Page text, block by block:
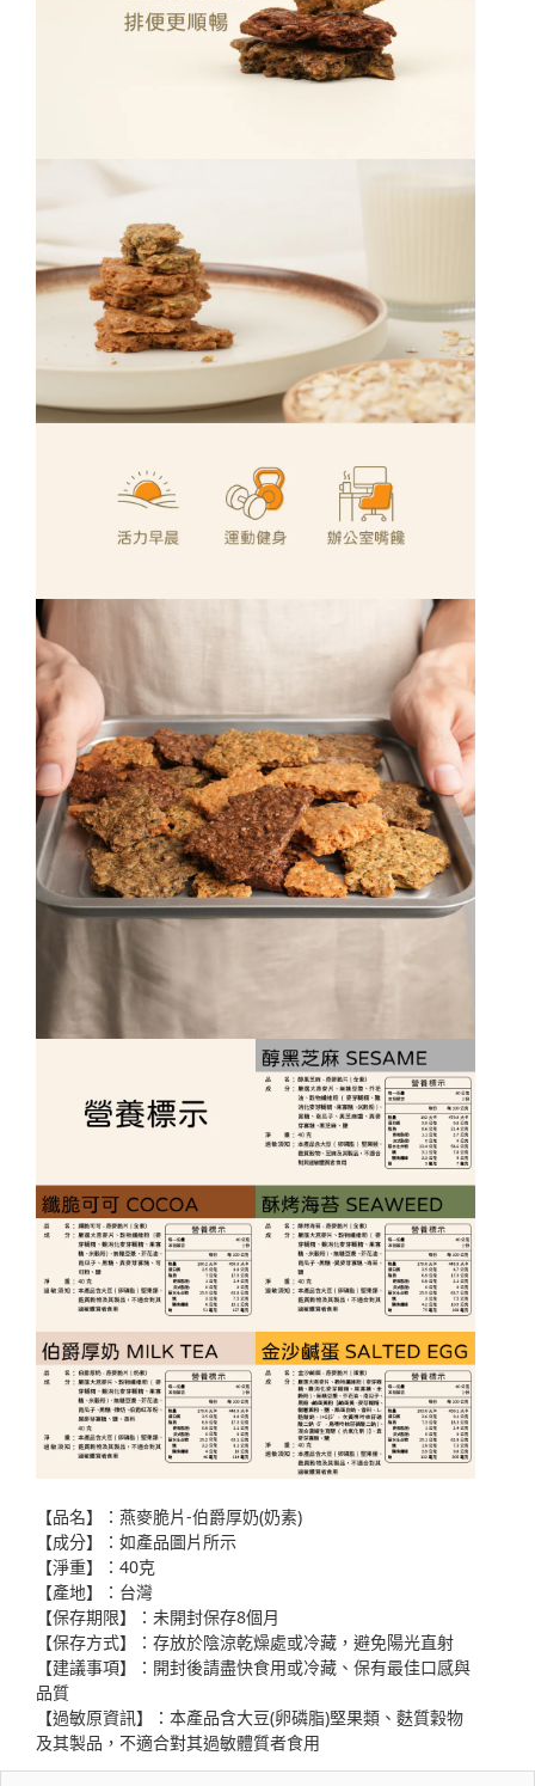
【品名】：燕麥脆片-伯爵厚奶(奶素)
【成分】：如產品圖片所示
【淨重】：40克
【產地】：台灣
【保存期限】：未開封保存8個月
【保存方式】：存放於陰涼乾燥處或冷藏，避免陽光直射
【建議事項】：開封後請盡快食用或冷藏、保有最佳口感與
品質
【過敏原資訊】：本產品含大豆(卵磷脂)堅果類、麩質穀物
及其製品，不適合對其過敏體質者食用